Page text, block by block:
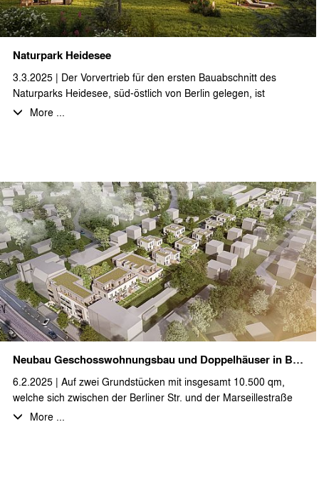
Naturpark Heidesee
3.3.2025 | Der Vorvertrieb für den ersten Bauabschnitt des
Naturparks Heidesee, süd-östlich von Berlin gelegen, ist
erfolgreich gestartet.
umgebenden Seen und Kanälen. In einem ersten Bauabschnitt
ist die Realisierung von neun freistehenden Einzel- und
Doppelhäusern geplant.
Die auf Feriennutzung optimierten Grundrisse mit ca. 65 bzw. 75
m² Wohnfläche bieten viel Raum für eine erholsame Auszeit in
der Natur, aber auch ausreichend Platz und den technischen
Ausstattungsstandard für mobiles Arbeiten. Durch die
Realisierung in Holzständerbauweise und dank eines
nachhaltigen Energiekonzeptes erfüllt das Projekt alle
Ansprüche an zeitgemäßes Bauen und holt ein Stück
skandinavische Ästhetik nach Brandenburg.
Wir bedanken uns bei unseren Auftraggebern und alle
beteiligten Fachplanern für die gute Zusammenarbeit und
freuen uns auf die Fortführung in den weiteren Bauabschnitten.
More ...
Neubau Geschosswohnungsbau und Doppelhäuser in Berliner Straße
6.2.2025 | Auf zwei Grundstücken mit insgesamt 10.500 qm,
welche sich zwischen der Berliner Str. und der Marseillestraße
befinden und sich darüber hinaus bis zum Parkgraben
More ...